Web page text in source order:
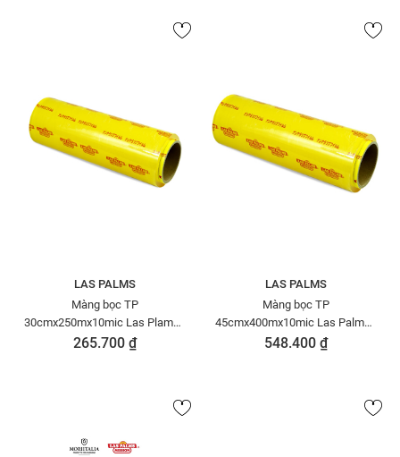
LAS PALMS
Màng bọc TP
30cmx250mx10mic Las Plams -
VN
265.700 ₫
LAS PALMS
Màng bọc TP
45cmx400mx10mic Las Palms -
MBTP00000043-VN
548.400 ₫